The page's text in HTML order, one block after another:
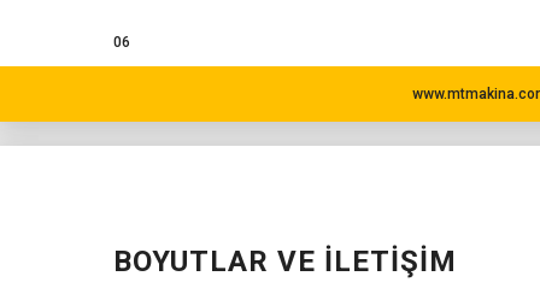
06
BOYUTLAR VE İLETIŞIM